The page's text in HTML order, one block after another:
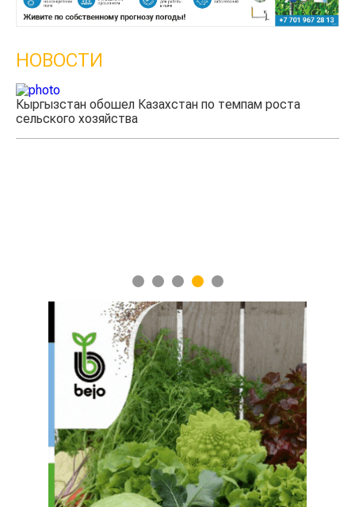
НОВОСТИ
Кыргызстан обошел Казахстан по темпам роста
сельского хозяйства
1 2 3 4 5